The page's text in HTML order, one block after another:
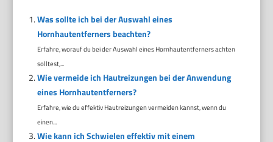
Was sollte ich bei der Auswahl eines
Hornhautentferners beachten?
Erfahre, worauf du bei der Auswahl eines Hornhautentferners achten
solltest,...
Wie vermeide ich Hautreizungen bei der Anwendung
eines Hornhautentferners?
Erfahre, wie du effektiv Hautreizungen vermeiden kannst, wenn du
einen...
Wie kann ich Schwielen effektiv mit einem